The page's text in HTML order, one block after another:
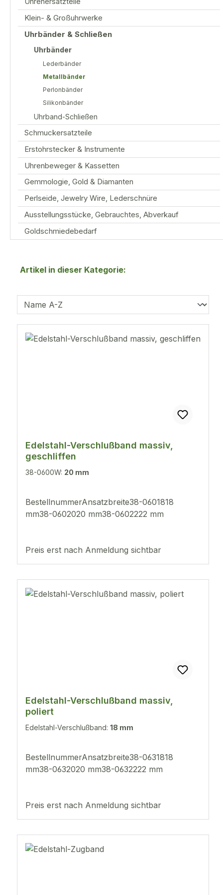
Klein- & Großuhrwerke
Uhrbänder & Schließen
Uhrbänder
Lederbänder
Metallbänder
Perlonbänder
Silikonbänder
Uhrband-Schließen
Schmuckersatzteile
Erstohrstecker & Instrumente
Uhrenbeweger & Kassetten
Gemmologie, Gold & Diamanten
Perlseide, Jewelry Wire, Lederschnüre
Ausstellungsstücke, Gebrauchtes, Abverkauf
Goldschmiedebedarf
Artikel in dieser Kategorie:
Edelstahl-Verschlußband massiv,
geschliffen
38-0600W: 20 mm
BestellnummerAnsatzbreite38-0601818
mm38-0602020 mm38-0602222 mm
Preis erst nach Anmeldung sichtbar
Edelstahl-Verschlußband massiv,
poliert
Edelstahl-Verschlußband: 18 mm
BestellnummerAnsatzbreite38-0631818
mm38-0632020 mm38-0632222 mm
Preis erst nach Anmeldung sichtbar